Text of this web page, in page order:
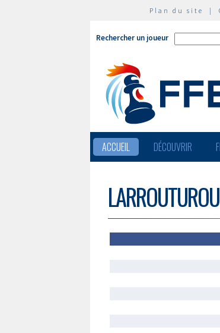
Plan du site |
Rechercher un joueur
ACCUEIL DÉCOUVRIR